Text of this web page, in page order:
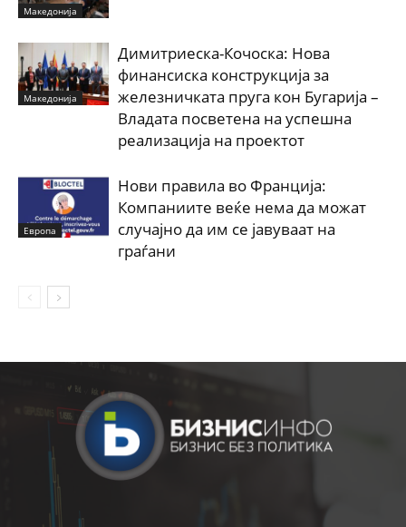
Македонија
Македонија
Димитриеска-Кочоска: Нова
финансиска конструкција за
железничката пруга кон Бугарија –
Владата посветена на успешна
реализација на проектот
Европа
Нови правила во Франција:
Компаниите веќе нема да можат
случајно да им се јавуваат на
граѓани